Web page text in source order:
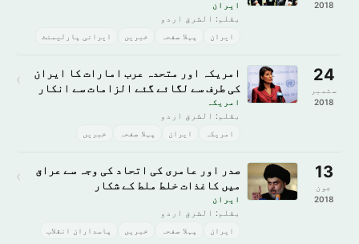
2018
ایران
بقلم: الشرق اردو
ایران پہلا صفحہ خبريں ایرانی پارلیمنٹ
24
ستمبر
2018
امریکہ اور متحدہ عرب امارات کا ایران
کی طرف سے لگائے گئے الزامات سے انکار
امريكہ
بقلم: الشرق اردو
امريكہ ایران پہلا صفحہ خبريں
›
13
جون
2018
صدر اور عامری کی اتحاد کی وجہ سے عراق
میں کاغذات خلط ملط کے شکار
ایران
بقلم: الشرق اردو
ایران پہلا صفحہ خبريں پاسداران انقلاب
›